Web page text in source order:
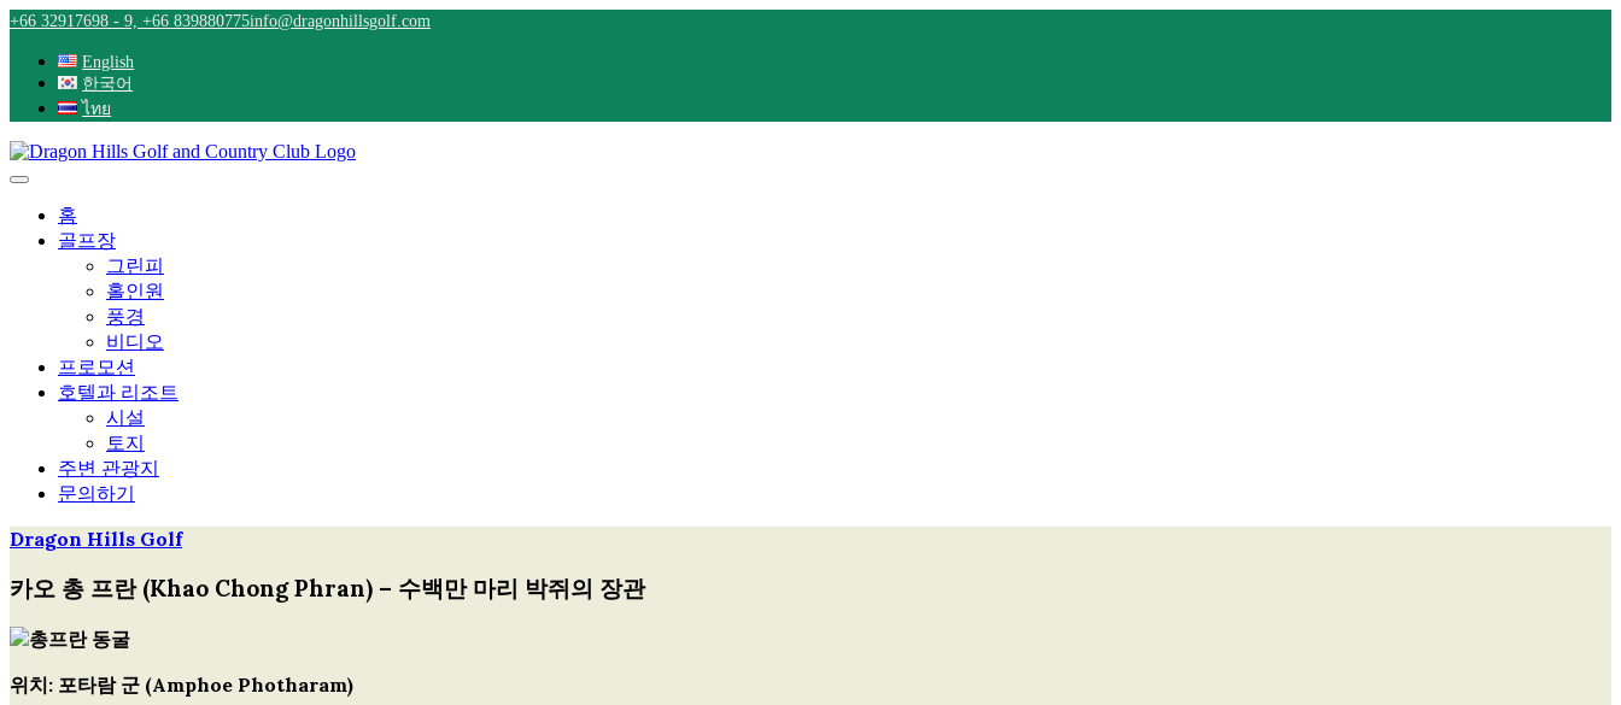
Skip
content
+66 32917698 - 9, +66 839880775info@dragonhillsgolf.com
English
한국어
ไทย
홈
골프장
그린피
홀인원
풍경
비디오
프로모션
호텔과 리조트
시설
토지
주변 관광지
문의하기
Dragon Hills Golf
탐
색
카오 총 프란 (Khao Chong Phran) – 수백만 마리 박쥐의 장관
위치: 포타람 군 (Amphoe Photharam)